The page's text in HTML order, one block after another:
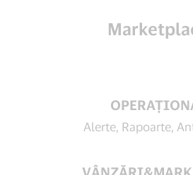
Alerte, Rapoarte,